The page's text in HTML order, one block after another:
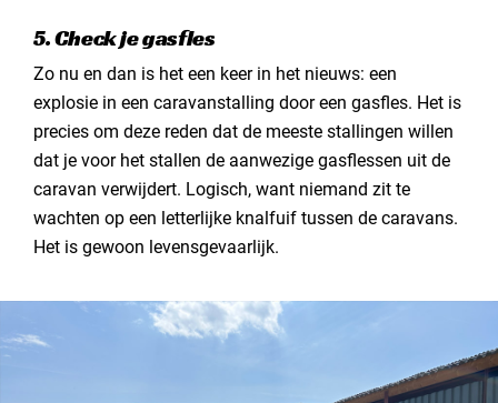
5. Check je gasfles
Zo nu en dan is het een keer in het nieuws: een
explosie in een caravanstalling door een gasfles. Het is
precies om deze reden dat de meeste stallingen willen
dat je voor het stallen de aanwezige gasflessen uit de
caravan verwijdert. Logisch, want niemand zit te
wachten op een letterlijke knalfuif tussen de caravans.
Het is gewoon levensgevaarlijk.